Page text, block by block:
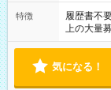
特徴 履歴書不
上の大量
気になる！